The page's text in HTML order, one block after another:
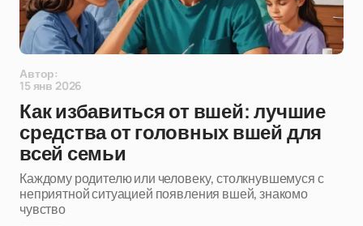
Автор:
15 янв 2026
Как избавиться от вшей: лучшие
средства от головных вшей для
всей семьи
Каждому родителю или человеку, столкнувшемуся с
неприятной ситуацией появления вшей, знакомо
чувство